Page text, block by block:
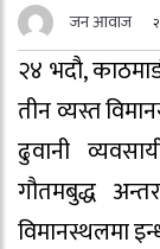
जन आवाज
२४ भदौ,
तीन व्यस्त
ढुवानी
गौतमबुद्ध
विमानस्थलमा